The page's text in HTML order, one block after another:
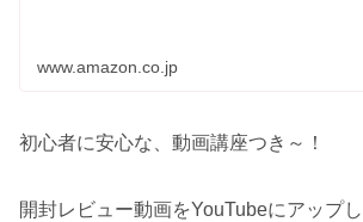
www.amazon.co.jp
初心者に安心な、動画講座つき～！
開封レビュー動画をYouTubeにアップし